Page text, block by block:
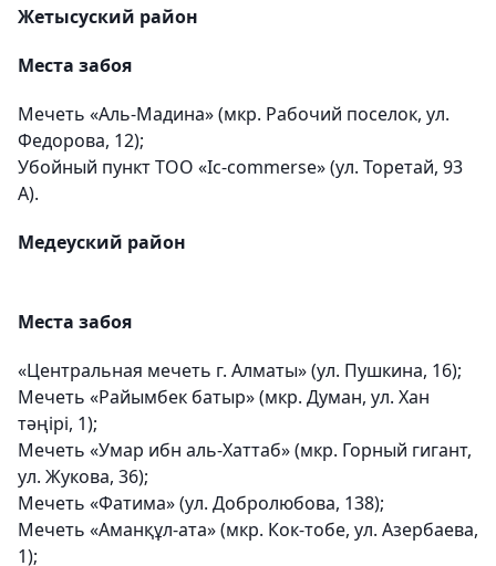
Жетысуский район
Места забоя
Мечеть «Аль-Мадина» (мкр. Рабочий поселок, ул.
Федорова, 12);
Убойный пункт ТОО «Ic-commerse» (ул. Торетай, 93
А).
Медеуский район
Места забоя
«Центральная мечеть г. Алматы» (ул. Пушкина, 16);
Мечеть «Райымбек батыр» (мкр. Думан, ул. Хан
тәңірі, 1);
Мечеть «Умар ибн аль-Хаттаб» (мкр. Горный гигант,
ул. Жукова, 36);
Мечеть «Фатима» (ул. Добролюбова, 138);
Мечеть «Аманқұл-ата» (мкр. Кок-тобе, ул. Азербаева,
1);